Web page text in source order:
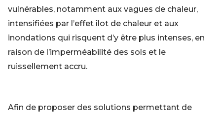
vulnérables, notamment aux vagues de chaleur,
intensifiées par l’effet îlot de chaleur et aux
inondations qui risquent d’y être plus intenses, en
raison de l’imperméabilité des sols et le
ruissellement accru.
Afin de proposer des solutions permettant de